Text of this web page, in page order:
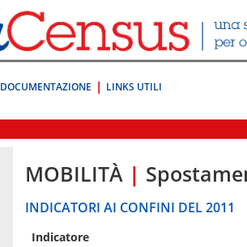
DOCUMENTAZIONE LINKS UTILI
MOBILITÀ |
INDICATORI AI CONFINI DEL 2011
Indicatore